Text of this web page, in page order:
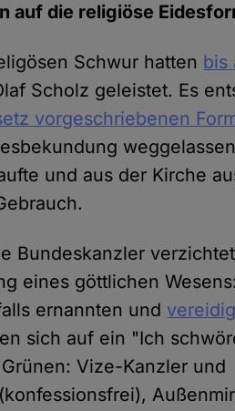
auf die religiöse
Schwur hatten bis
Scholz geleistet. Es
vorgeschriebenen
und aus der Kirche
Bundeskanzler
eines göttlichen
ernannten und
sich auf ein "Ich
Vize-Kanzler und